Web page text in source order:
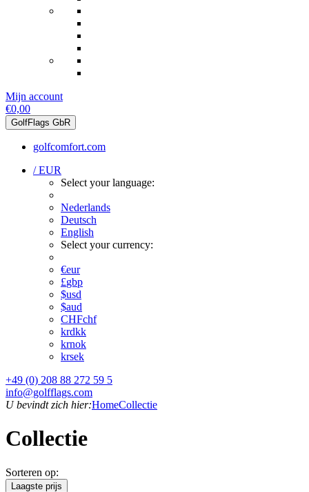
Mijn account
€0,00
GolfFlags GbR
golfcomfort.com
/ EUR
Select your language:
Nederlands
Deutsch
English
Select your currency:
€eur
£gbp
$usd
$aud
CHFchf
krdkk
krnok
krsek
+49 (0) 208 88 272 59 5
info@golfflags.com
U bevindt zich hier:HomeCollectie
Collectie
Sorteren op:
Laagste prijs